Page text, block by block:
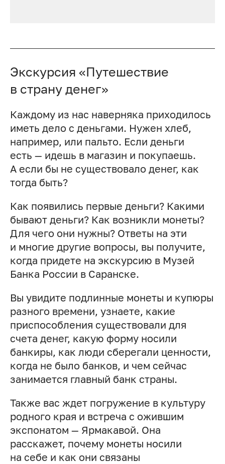
Экскурсия «Путешествие
в страну денег»
Каждому из нас наверняка приходилось
иметь дело с деньгами. Нужен хлеб,
например, или пальто. Если деньги
есть — идешь в магазин и покупаешь.
А если бы не существовало денег, как
тогда быть?
Как появились первые деньги? Какими
бывают деньги? Как возникли монеты?
Для чего они нужны? Ответы на эти
и многие другие вопросы, вы получите,
когда придете на экскурсию в Музей
Банка России в Саранске.
Вы увидите подлинные монеты и купюры
разного времени, узнаете, какие
приспособления существовали для
счета денег, какую форму носили
банкиры, как люди сберегали ценности,
когда не было банков, и чем сейчас
занимается главный банк страны.
Также вас ждет погружение в культуру
родного края и встреча с ожившим
экспонатом — Ярмакавой. Она
расскажет, почему монеты носили
на себе и как они связаны